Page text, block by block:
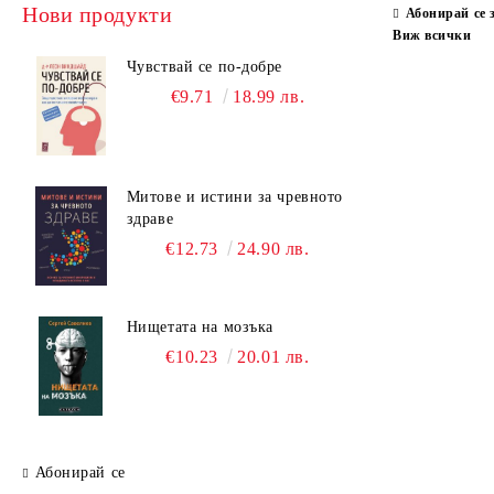
Нови продукти
Чувствай се по-добре
€9.71 18.99 лв.
Митове и истини за чревното
здраве
€12.73 24.90 лв.
Нищетата на мозъка
€10.23 20.01 лв.
Абонирай се
Абонирай се
Виж всички